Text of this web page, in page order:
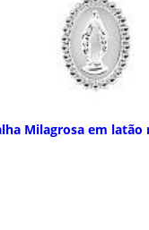
Milagrosa em